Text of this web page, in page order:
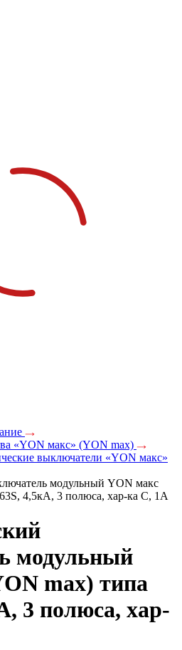
«YON макс» (YON max)
выключатели «YON макс»
модульный YON макс
4,5кА, 3 полюса, хар-ка C, 1А
модульный
max) типа
3 полюса, хар-